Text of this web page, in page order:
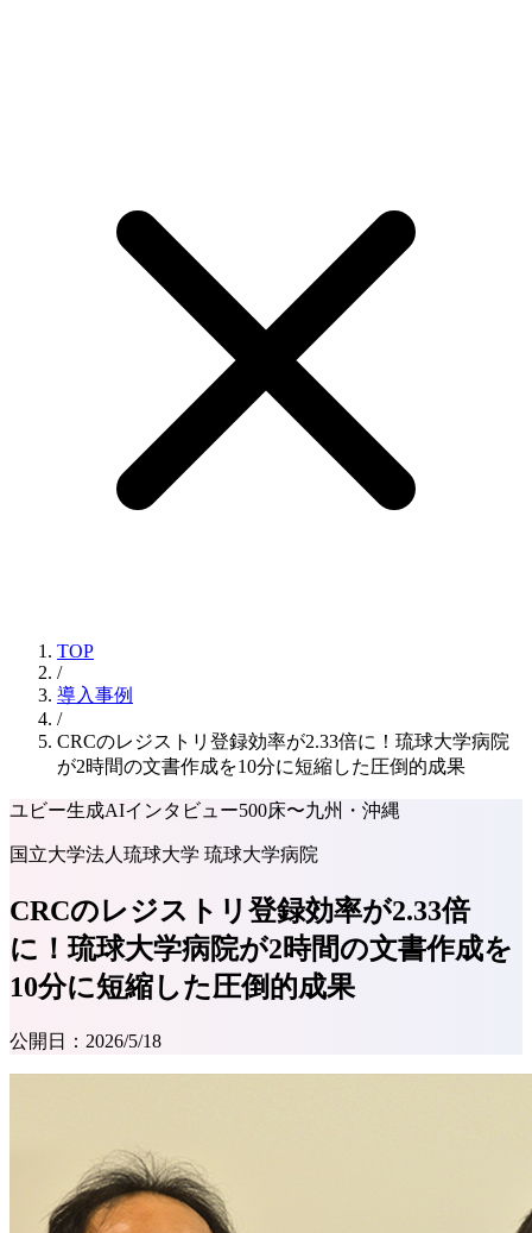
TOP
/
導入事例
/
CRCのレジストリ登録効率が2.33倍に！琉球大学病院
が2時間の文書作成を10分に短縮した圧倒的成果
ユビー生成AIインタビュー500床〜九州・沖縄
国立大学法人琉球大学 琉球大学病院
CRCのレジストリ登録効率が2.33倍
に！琉球大学病院が2時間の文書作成を
10分に短縮した圧倒的成果
公開日： 2026/5/18